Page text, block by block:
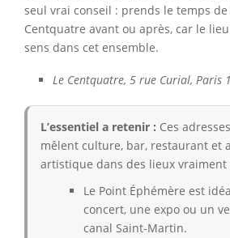
seul vrai conseil : prends le temps
Centquatre avant ou après, car le
sens dans cet ensemble.
Le Centquatre, 5 rue Curial, Paris
L’essentiel a retenir : Ces
mêlent culture, bar, restaurant et
artistique dans des lieux vraiment
Le Point Éphémère est
concert, une expo ou un
canal Saint-Martin.